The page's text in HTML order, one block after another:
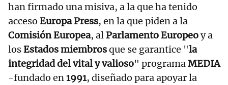
han firmado una misiva, a la que ha tenido
acceso Europa Press, en la que piden a la
Comisión Europea, alParlamento Europeoy a
losEstados miembrosque se garantice "la
integridad del vital y valioso" programaMEDIA
-fundado en1991, diseñado para apoyar la